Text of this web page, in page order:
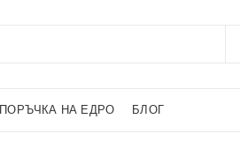
ПОРЪЧКА НА ЕДРО БЛОГ